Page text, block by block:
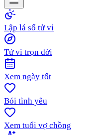
Lập lá số tử vi
Tử vi trọn đời
Xem ngày tốt
Bói tình yêu
Xem tuổi vợ chồng